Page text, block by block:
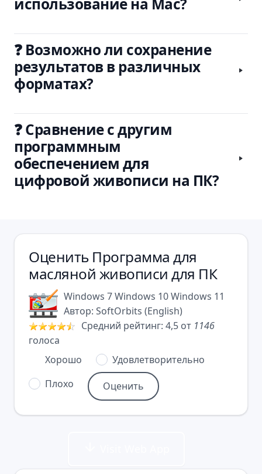
использование на Mac?
❓ Возможно ли сохранение
результатов в различных
форматах?
❓ Сравнение с другим
программным
обеспечением для
цифровой живописи на ПК?
Оценить Программа для
масляной живописи для ПК
Windows 7Windows 10Windows 11
Автор: SoftOrbits (English)
Средний рейтинг: 4,5 от 1146
голоса
Хорошо
Удовлетворительно
Плохо